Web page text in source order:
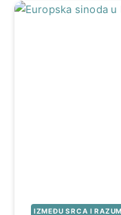
IZMEĐU SRCA I